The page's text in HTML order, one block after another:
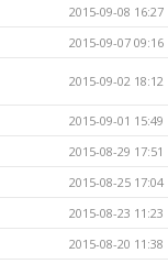
2015-09-08 16:27
2015-09-07 09:16
2015-09-02 18:12
2015-09-01 15:49
2015-08-29 17:51
2015-08-25 17:04
2015-08-23 11:23
2015-08-20 11:38